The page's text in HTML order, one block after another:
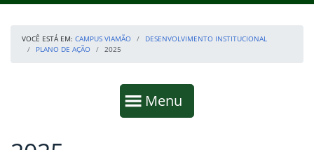
VOCÊ ESTÁ EM: CAMPUS VIAMÃO
DESENVOLVIMENTO INSTITUCIONAL
PLANO DE AÇÃO
2025
Mostrar
Menu
Fim da navegação
Início do conteúdo